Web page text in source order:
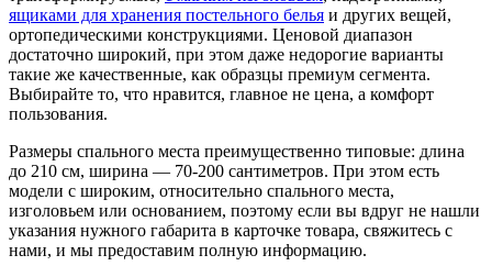
ящиками для хранения постельного белья и других вещей,
ортопедическими конструкциями. Ценовой диапазон
достаточно широкий, при этом даже недорогие варианты
такие же качественные, как образцы премиум сегмента.
Выбирайте то, что нравится, главное не цена, а комфорт
пользования.
Размеры спального места преимущественно типовые: длина
до 210 см, ширина — 70-200 сантиметров. При этом есть
модели с широким, относительно спального места,
изголовьем или основанием, поэтому если вы вдруг не нашли
указания нужного габарита в карточке товара, свяжитесь с
нами, и мы предоставим полную информацию.